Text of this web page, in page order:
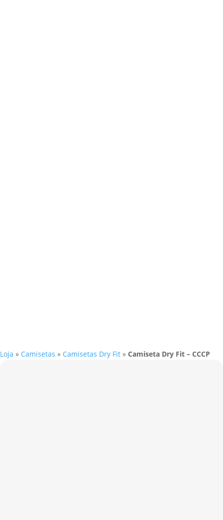
Loja » Camisetas » Camisetas Dry Fit » Camiseta Dry Fit – CCCP